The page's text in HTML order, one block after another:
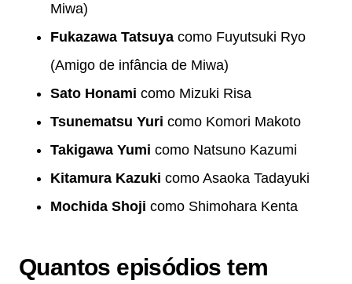
Miwa)
Fukazawa Tatsuya como Fuyutsuki Ryo
(Amigo de infância de Miwa)
Sato Honami como Mizuki Risa
Tsunematsu Yuri como Komori Makoto
Takigawa Yumi como Natsuno Kazumi
Kitamura Kazuki como Asaoka Tadayuki
Mochida Shoji como Shimohara Kenta
Quantos episódios tem